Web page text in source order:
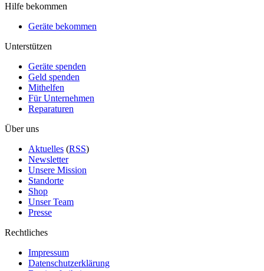
Hilfe bekommen
Geräte bekommen
Unterstützen
Geräte spenden
Geld spenden
Mithelfen
Für Unternehmen
Reparaturen
Über uns
Aktuelles (RSS)
Newsletter
Unsere Mission
Standorte
Shop
Unser Team
Presse
Rechtliches
Impressum
Datenschutzerklärung